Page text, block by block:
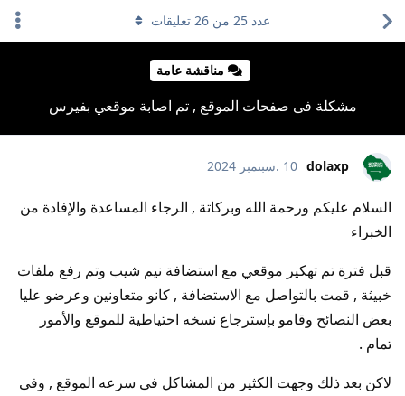
مناقشة عامة
مشكلة فى صفحات الموقع , تم اصابة موقعي بفيرس
عدد 25 من 26 تعليقات
dolaxp 10 .سبتمبر 2024
السلام عليكم ورحمة الله وبركاتة , الرجاء المساعدة والإفادة من
الخبراء
قبل فترة تم تهكير موقعي مع استضافة نيم شيب وتم رفع ملفات
خبيثة , قمت بالتواصل مع الاستضافة , كانو متعاونين وعرضو عليا
بعض النصائح وقامو بإسترجاع نسخه احتياطية للموقع والأمور
تمام .
لاكن بعد ذلك وجهت الكثير من المشاكل فى سرعه الموقع , وفى